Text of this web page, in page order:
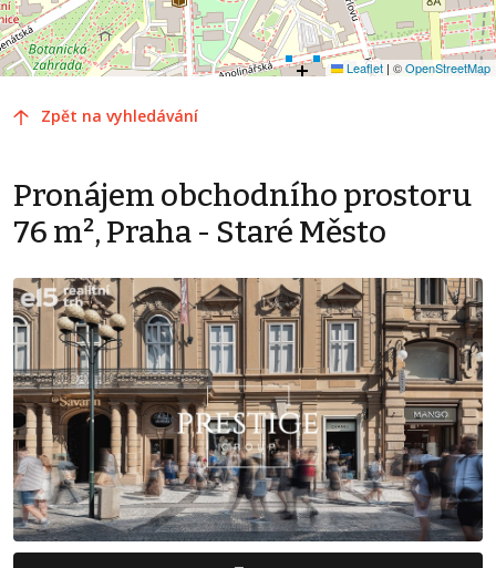
Leaflet | ©OpenStreetMap
Zpět na vyhledávání
Pronájem obchodního prostoru
76 m², Praha - Staré Město